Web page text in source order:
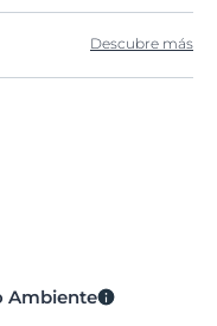
Descubre más
Ambiente